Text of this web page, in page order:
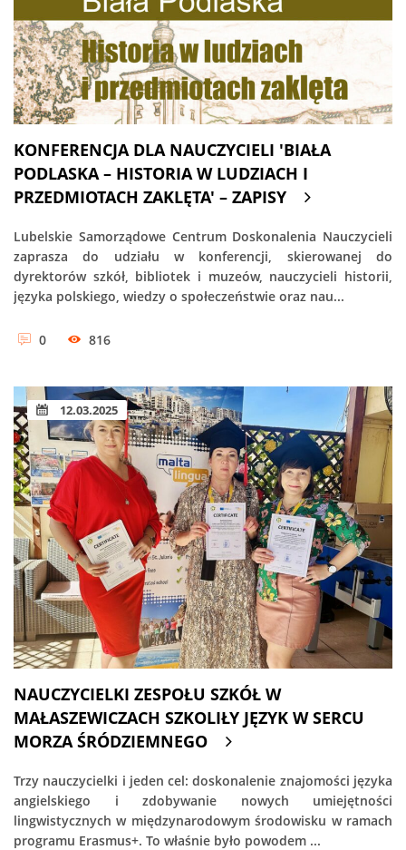
KONFERENCJA DLA NAUCZYCIELI 'BIAŁA
PODLASKA – HISTORIA W LUDZIACH I
PRZEDMIOTACH ZAKLĘTA' – ZAPISY
Lubelskie Samorządowe Centrum Doskonalenia Nauczycieli
zaprasza do udziału w konferencji, skierowanej do
dyrektorów szkół, bibliotek i muzeów, nauczycieli historii,
języka polskiego, wiedzy o społeczeństwie oraz nau...
0 816
12.03.2025
NAUCZYCIELKI ZESPOŁU SZKÓŁ W
MAŁASZEWICZACH SZKOLIŁY JĘZYK W SERCU
MORZA ŚRÓDZIEMNEGO
Trzy nauczycielki i jeden cel: doskonalenie znajomości języka
angielskiego i zdobywanie nowych umiejętności
lingwistycznych w międzynarodowym środowisku w ramach
programu Erasmus+. To właśnie było powodem ...